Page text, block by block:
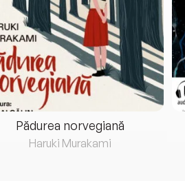
Pădurea norvegiană
Haruki Murakami